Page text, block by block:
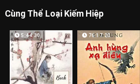
Cùng Thể Loại Kiếm Hiệp
5:44:30 76:17:20